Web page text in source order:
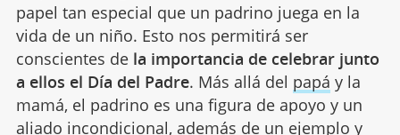
papel tan especial que un padrino juega en la
vida de un niño. Esto nos permitirá ser
conscientes de la importancia de celebrar junto
a ellos el Día del Padre. Más allá del papá y la
mamá, el padrino es una figura de apoyo y un
aliado incondicional, además de un ejemplo y